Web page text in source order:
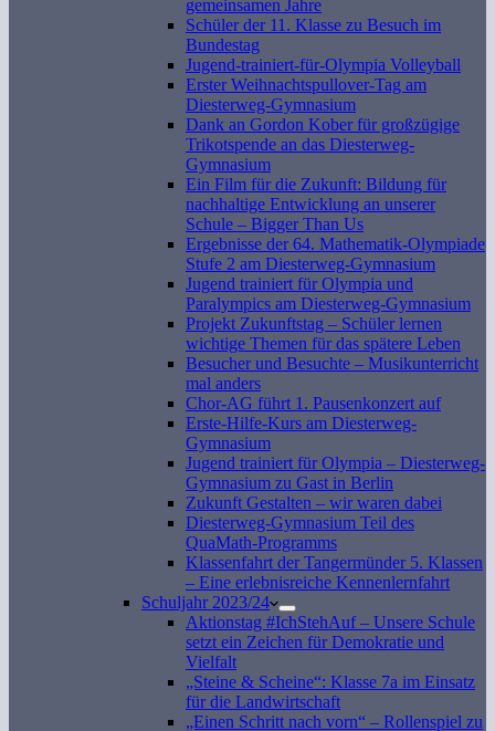
gemeinsamen Jahre
Schüler der 11. Klasse zu Besuch im
Bundestag
Jugend-trainiert-für-Olympia Volleyball
Erster Weihnachtspullover-Tag am
Diesterweg-Gymnasium
Dank an Gordon Kober für großzügige
Trikotspende an das Diesterweg-
Gymnasium
Ein Film für die Zukunft: Bildung für
nachhaltige Entwicklung an unserer
Schule – Bigger Than Us
Ergebnisse der 64. Mathematik-Olympiade
Stufe 2 am Diesterweg-Gymnasium
Jugend trainiert für Olympia und
Paralympics am Diesterweg-Gymnasium
Projekt Zukunftstag – Schüler lernen
wichtige Themen für das spätere Leben
Besucher und Besuchte – Musikunterricht
mal anders
Chor-AG führt 1. Pausenkonzert auf
Erste-Hilfe-Kurs am Diesterweg-
Gymnasium
Jugend trainiert für Olympia – Diesterweg-
Gymnasium zu Gast in Berlin
Zukunft Gestalten – wir waren dabei
Diesterweg-Gymnasium Teil des
QuaMath-Programms
Klassenfahrt der Tangermünder 5. Klassen
– Eine erlebnisreiche Kennenlernfahrt
Schuljahr 2023/24
Aktionstag #IchStehAuf – Unsere Schule
setzt ein Zeichen für Demokratie und
Vielfalt
„Steine & Scheine“: Klasse 7a im Einsatz
für die Landwirtschaft
„Einen Schritt nach vorn“ – Rollenspiel zu